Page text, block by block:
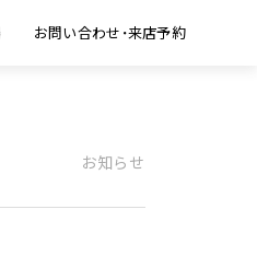
お問い合わせ・来店予約
お知らせ